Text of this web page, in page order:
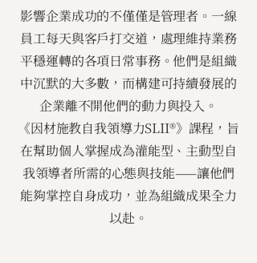
影響企業成功的不僅僅是管理者。一線
員工每天與客戶打交道，處理維持業務
平穩運轉的各項日常事務。他們是組織
中沉默的大多數，而構建可持續發展的
企業離不開他們的動力與投入。
《因材施教自我領導力SLII®》課程，旨
在幫助個人掌握成為灌能型、主動型自
我領導者所需的心態與技能——讓他們
能夠掌控自身成功，並為組織成果全力
以赴。